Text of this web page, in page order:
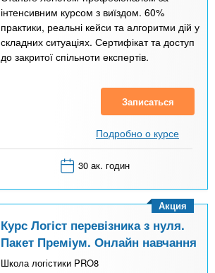
інтенсивним курсом з виїздом. 60%
практики, реальні кейси та алгоритми дій у
складних ситуаціях. Сертифікат та доступ
до закритої спільноти експертів.
Записаться
Подробно о курсе
30 ак. годин
Курс Логіст перевізника з нуля.
Пакет Преміум. Онлайн навчання
Школа логістики PRO8
Акция